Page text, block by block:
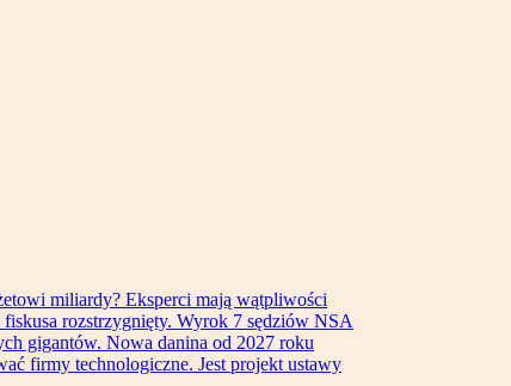
miliardy? Eksperci mają wątpliwości
rozstrzygnięty. Wyrok 7 sędziów NSA
gigantów. Nowa danina od 2027 roku
firmy technologiczne. Jest projekt ustawy